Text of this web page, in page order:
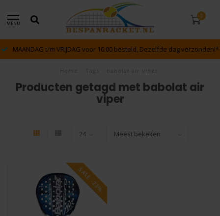
MENU
0
MAANDAG t/m VRIJDAG voor 16:00 besteld, Dezelfde dag verzonden!*
Producten getagd met babolat air
viper
SALE -23%